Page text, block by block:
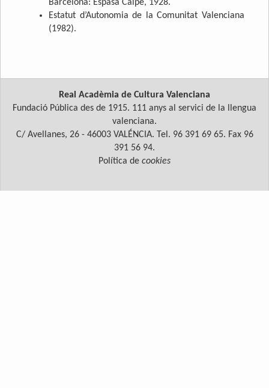
Barcelona: Espasa Calpe, 1928.
Estatut d’Autonomia de la Comunitat Valenciana
(1982).
Real Acadèmia de Cultura Valenciana
Fundació Pública des de 1915. 111 anys al servici de la llengua
valenciana.
C/ Avellanes, 26 - 46003 VALÉNCIA. Tel. 96 391 69 65. Fax 96
391 56 94.
Política de cookies